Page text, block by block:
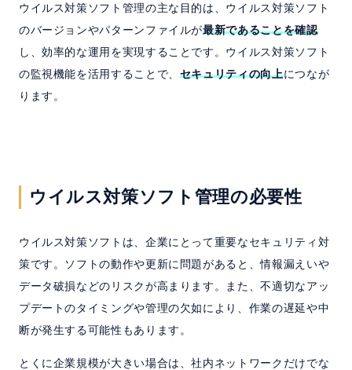
ウイルス対策ソフト管理の主な目的は、ウイルス対策ソフト
のバージョンやパターンファイルが最新であることを確認
し、効率的な運用を実現することです。ウイルス対策ソフト
の監視機能を活用することで、 セキュリティの向上につなが
ります。
ウイルス対策ソフト管理の必要性
ウイルス対策ソフトは、企業にとって重要なセキュリティ対
策です。ソフトの動作や更新に問題があると、情報漏えいや
データ破損などのリスクが高まります。また、不適切なアッ
プデートのタイミングや管理の欠如により、作業の遅延や中
断が発生する可能性もあります。
とくに企業規模が大きい場合は、社内ネットワークだけでな